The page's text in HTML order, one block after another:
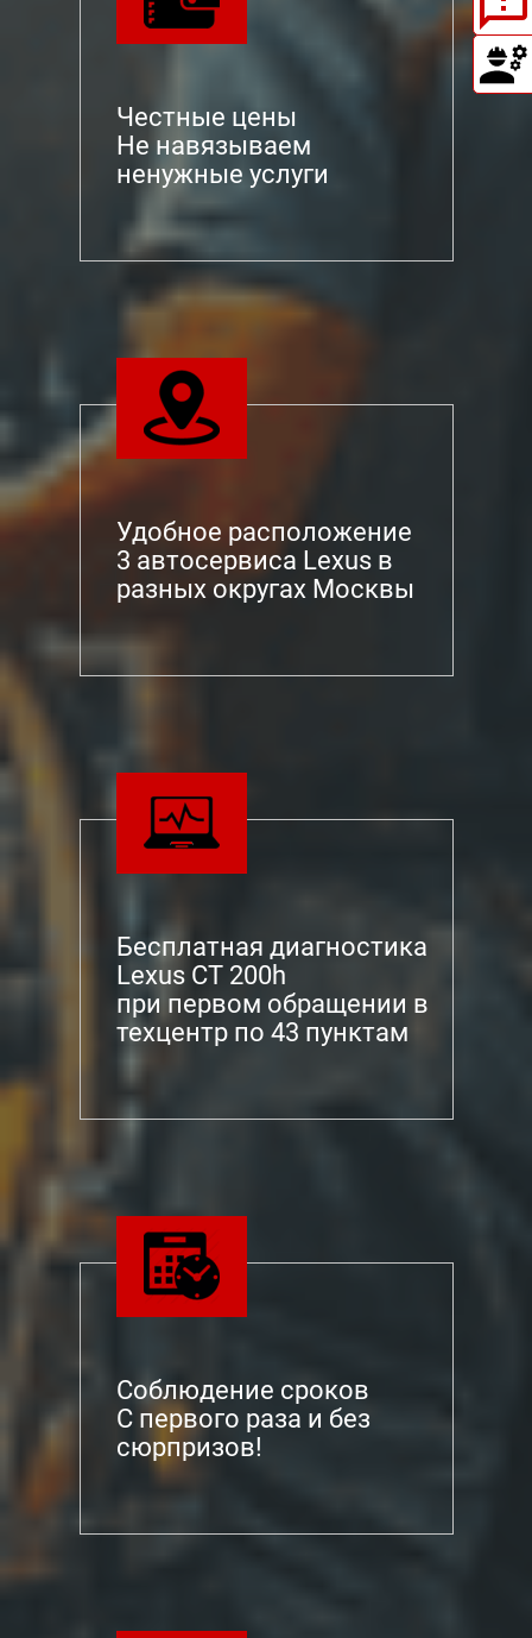
Честные цены
Не навязываем
ненужные услуги
Удобное расположение
3 автосервиса Lexus в
разных округах Москвы
Бесплатная диагностика
Lexus CT 200h
при первом обращении в
техцентр по 43 пунктам
Соблюдение сроков
С первого раза и без
сюрпризов!